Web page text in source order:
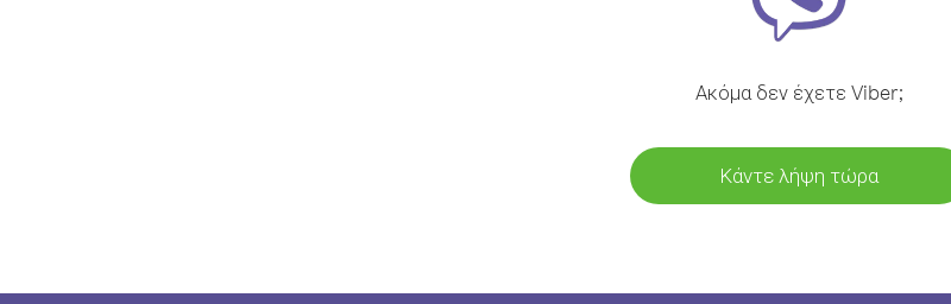
Ακόμα δεν έχετε Viber;
Κάντε λήψη τώρα